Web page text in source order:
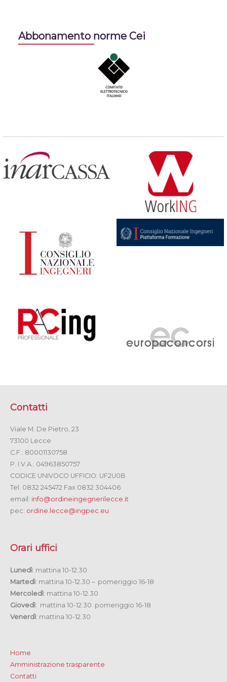
Abbonamento norme Cei
Contatti
Viale M. De Pietro, 23
73100 Lecce
C.F.: 80001130758
P. I.V.A.: 04963850757
CODICE UNIVOCO UFFICIO: UF2U0B
Tel. 0832 245472 Fax 0832 304406
email: info@ordineingegnerilecce.it
pec: ordine.lecce@ingpec.eu
Orari uffici
Lunedì: mattina 10-12.30
Martedì: mattina 10-12.30 – pomeriggio 16-18
Mercoledì: mattina 10-12.30
Giovedì: mattina 10-12.30 pomeriggio 16-18
Venerdì: mattina 10-12.30
Home
Amministrazione trasparente
Contatti